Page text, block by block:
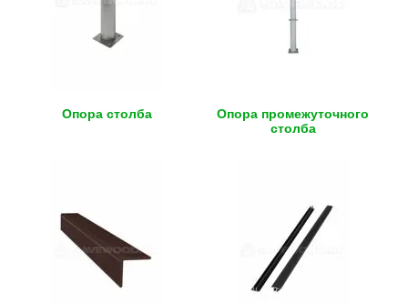
Опора столба
Опора промежуточного
столба